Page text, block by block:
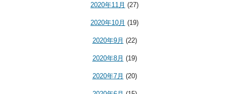
2020年11月 (27)
2020年10月 (19)
2020年9月 (22)
2020年8月 (19)
2020年7月 (20)